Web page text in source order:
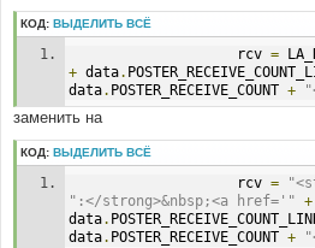
КОД: ВЫДЕЛИТЬ ВСЁ
                    rcv
=
+ data.
data. POSTER_RECEIVE_COUNT +
заменить на
КОД: ВЫДЕЛИТЬ ВСЁ
                    rcv
=
":</strong>&nbsp;<a href='" +
data.
data. POSTER_RECEIVE_COUNT +